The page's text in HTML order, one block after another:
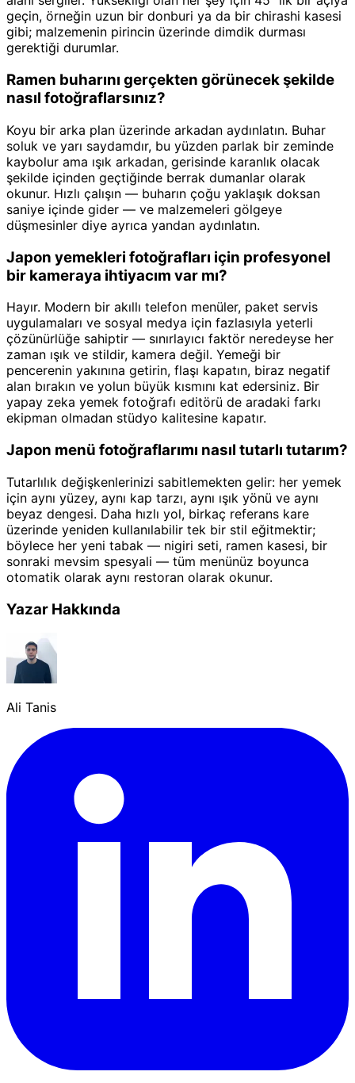
geçin, örneğin uzun bir donburi ya da bir chirashi kasesi
gibi; malzemenin pirincin üzerinde dimdik durması
gerektiği durumlar.
Ramen buharını gerçekten görünecek şekilde
nasıl fotoğraflarsınız?
Koyu bir arka plan üzerinde arkadan aydınlatın. Buhar
soluk ve yarı saydamdır, bu yüzden parlak bir zeminde
kaybolur ama ışık arkadan, gerisinde karanlık olacak
şekilde içinden geçtiğinde berrak dumanlar olarak
okunur. Hızlı çalışın — buharın çoğu yaklaşık doksan
saniye içinde gider — ve malzemeleri gölgeye
düşmesinler diye ayrıca yandan aydınlatın.
Japon yemekleri fotoğrafları için profesyonel
bir kameraya ihtiyacım var mı?
Hayır. Modern bir akıllı telefon menüler, paket servis
uygulamaları ve sosyal medya için fazlasıyla yeterli
çözünürlüğe sahiptir — sınırlayıcı faktör neredeyse her
zaman ışık ve stildir, kamera değil. Yemeği bir
pencerenin yakınına getirin, flaşı kapatın, biraz negatif
alan bırakın ve yolun büyük kısmını kat edersiniz. Bir
yapay zeka yemek fotoğrafı editörü de aradaki farkı
ekipman olmadan stüdyo kalitesine kapatır.
Japon menü fotoğraflarımı nasıl tutarlı tutarım?
Tutarlılık değişkenlerinizi sabitlemekten gelir: her yemek
için aynı yüzey, aynı kap tarzı, aynı ışık yönü ve aynı
beyaz dengesi. Daha hızlı yol, birkaç referans kare
üzerinde yeniden kullanılabilir tek bir stil eğitmektir;
böylece her yeni tabak — nigiri seti, ramen kasesi, bir
sonraki mevsim spesyali — tüm menünüz boyunca
otomatik olarak aynı restoran olarak okunur.
Yazar Hakkında
Ali Tanis